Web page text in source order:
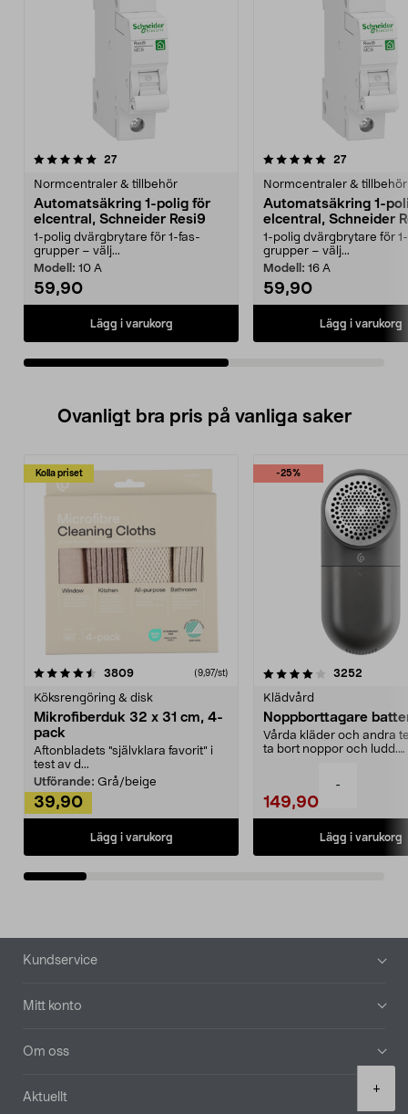
-
+
27recensioner
Normcentraler & tillbehör
Automatsäkring 1-polig för
elcentral, Schneider Resi9
1-polig dvärgbrytare för 1-fas-
grupper – välj...
Modell: 10 A
59,90
Lägg i varukorg
5.0av 5 stjärnor 27recensioner
Normcentraler & tillbehör
Automatsäkring 1-
elcentral, Schneider
1-polig dvärgbrytare för
grupper – välj...
Modell: 16 A
59,90
Lägg i varukorg
4.5av 5 stjärnor
Ovanligt bra pris på vanliga saker
Kolla priset
3809recensioner (9,97/st)
Köksrengöring & disk
Mikrofiberduk 32 x 31 cm, 4-
pack
Aftonbladets "självklara favorit” i
test av d...
Utförande: Grå/beige
39,90
Lägg i varukorg
-25%
4.0av 5 stjärnor 3252
Klädvård
Noppborttagare
Vårda kläder och andra
ta bort noppor och ludd.
149,90
Lägg i varukorg
4.5av 5 stjärnor
Sidfot
Kundservice
Mitt konto
Om oss
Aktuellt